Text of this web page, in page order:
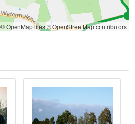
© OpenMapTiles© OpenStreetMap contributors